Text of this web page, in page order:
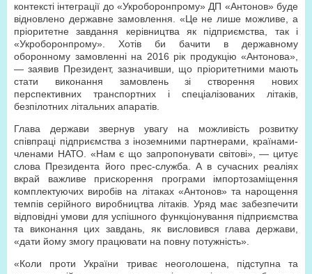
контексті інтеграції до «Укроборонпрому» ДП «Антонов» буде
відновлено державне замовлення. «Це не лише можливе, а
пріоритетне завдання керівництва як підприємства, так і
«Укроборонпрому». Хотів би бачити в державному
оборонному замовленні на 2016 рік продукцію «Антонова»,
— заявив Президент, зазначивши, що пріоритетними мають
стати виконання замовлень зі створення нових
перспективних транспортних і спеціалізованих літаків,
безпілотних літальних апаратів.
Глава держави звернув увагу на можливість розвитку
співпраці підприємства з іноземними партнерами, країнами-
членами НАТО. «Нам є що запропонувати світові», — цитує
слова Президента його прес-служба. А в сучасних реаліях
вкрай важливе прискорення програми імпортозаміщення
комплектуючих виробів на літаках «Антонов» та нарощення
темпів серійного виробництва літаків. Уряд має забезпечити
відповідні умови для успішного функціонування підприємства
та виконання цих завдань, як висловився глава держави,
«дати йому змогу працювати на повну потужність».
«Коли проти України триває неоголошена, підступна та